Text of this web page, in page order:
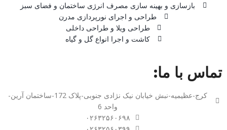
بازسازی و بهینه سازی مصرف انرژی ساختمان و فضای سبز
طراحی و اجرای نورپردازی مدرن
طراحی ویلا و طراحی داخلی
کاشت و اجرا انواع گل و گیاه
تماس با ما:
کرج-عظیمیه-نبش خیابان نیک نژادی جنوبی-پلاک 172-ساختمان آرین-
واحد 6
۰۲۶۳۲۵۶۰۶۹۸